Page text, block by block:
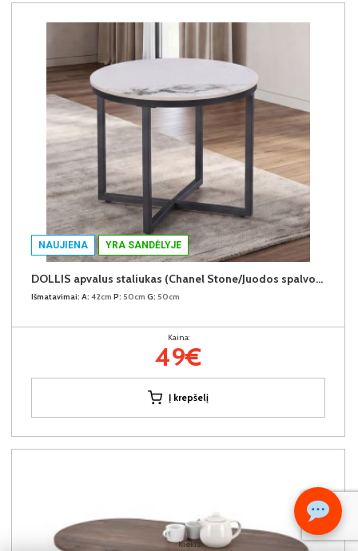
Kiekis:
NAUJIENA YRA SANDĖLYJE
DOLLIS apvalus staliukas (Chanel Stone/Juodos spalvos kojos)
Išmatavimai: A: 42cm P: 50cm G: 50cm
Kaina:
49€
Į krepšelį